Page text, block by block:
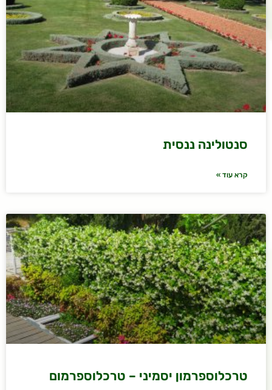
סנטולינה ננסית
קרא עוד »
טרכלוספרמון יסמיני – טרכלוספרמום